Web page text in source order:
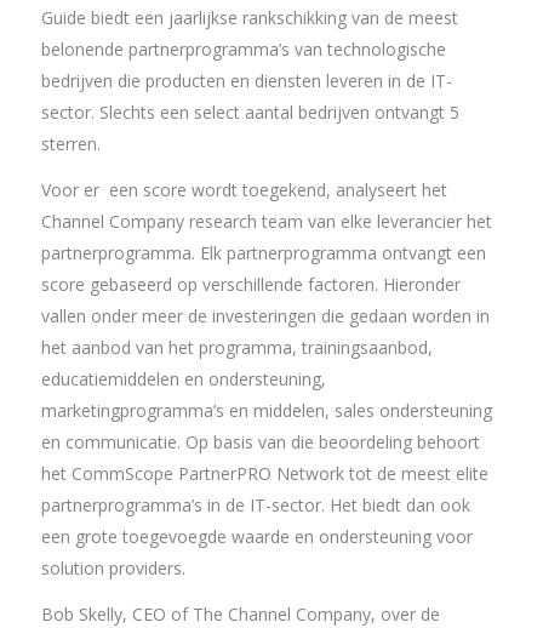
Guide biedt een jaarlijkse rankschikking van de meest
belonende partnerprogramma’s van technologische
bedrijven die producten en diensten leveren in de IT-
sector. Slechts een select aantal bedrijven ontvangt 5
sterren.
Voor er een score wordt toegekend, analyseert het
Channel Company research team van elke leverancier het
partnerprogramma. Elk partnerprogramma ontvangt een
score gebaseerd op verschillende factoren. Hieronder
vallen onder meer de investeringen die gedaan worden in
het aanbod van het programma, trainingsaanbod,
educatiemiddelen en ondersteuning,
marketingprogramma’s en middelen, sales ondersteuning
en communicatie. Op basis van die beoordeling behoort
het CommScope PartnerPRO Network tot de meest elite
partnerprogramma’s in de IT-sector. Het biedt dan ook
een grote toegevoegde waarde en ondersteuning voor
solution providers.
Bob Skelly, CEO of The Channel Company, over de